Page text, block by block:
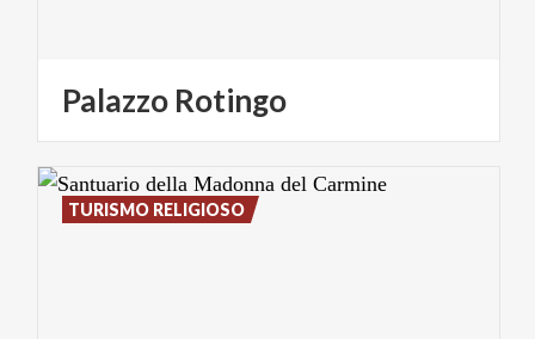
Palazzo Rotingo
TURISMO RELIGIOSO